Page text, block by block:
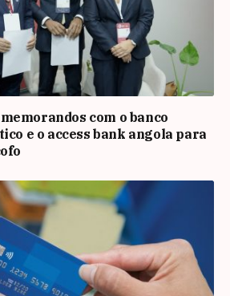
com o banco
e o access bank angola para